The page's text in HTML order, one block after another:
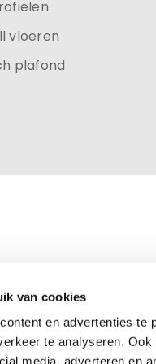
van cookies
en advertenties
te analyseren.
media, adverteren en
vloeren
plafond